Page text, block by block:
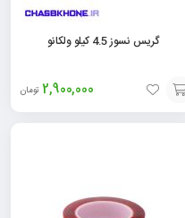
گریس نسوز 4.5 کیلو ولکانو
2,900,000 تومان
افزودن